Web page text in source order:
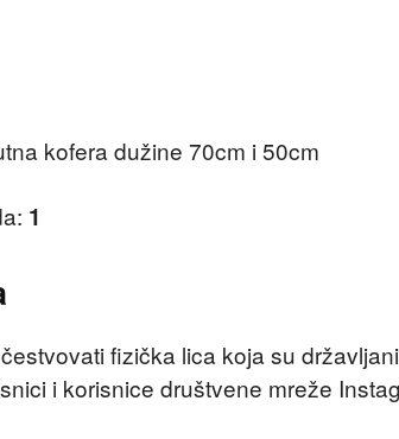
kofera dužine 70cm i 50cm
1
fizička lica koja su
i korisnice društvene mreže